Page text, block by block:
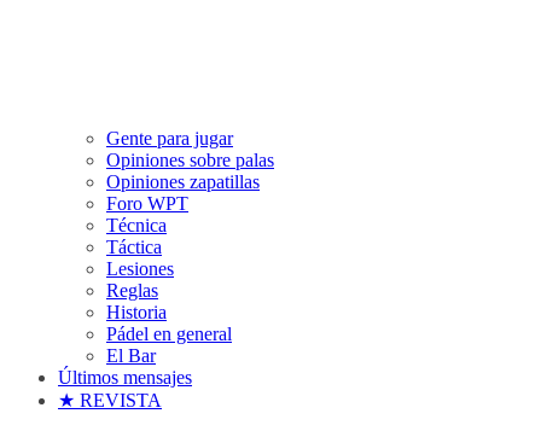
Gente para jugar
Opiniones sobre palas
Opiniones zapatillas
Foro WPT
Técnica
Táctica
Lesiones
Reglas
Historia
Pádel en general
El Bar
Últimos mensajes
★ REVISTA